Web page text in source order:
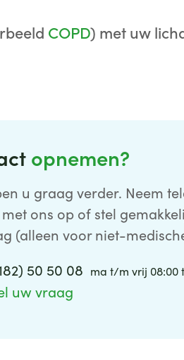
COPD) met uw
opnemen?
u graag verder. Neem
ons op of stel
(alleen voor niet-
50 50 08 ma t/m vrij 08:00
uw vraag